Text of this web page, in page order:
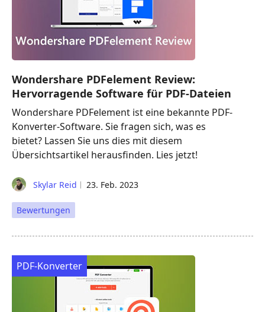
Wondershare PDFelement Review:
Hervorragende Software für PDF-Dateien
Wondershare PDFelement ist eine bekannte PDF-
Konverter-Software. Sie fragen sich, was es
bietet? Lassen Sie uns dies mit diesem
Übersichtsartikel herausfinden. Lies jetzt!
Skylar Reid 23. Feb. 2023
Bewertungen
PDF-Konverter